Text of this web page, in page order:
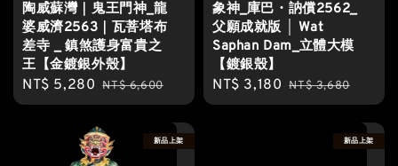
陶威蘇灣｜鬼王門神_龍
婆威濟2563｜瓦菩塔布
差寺 _ 鎮煞護身富貴之
王【金鍍銀外殼】
Sale
price
NT$ 5,280 Regular
price
NT$ 6,600
象神_庫巴・訥償2562_
父願成就版 │ Wat
Saphan Dam_立體大模
【鍍銀殼】
Sale
price
NT$ 3,180 Regular
price
NT$ 3,680
新品上架 新品上架